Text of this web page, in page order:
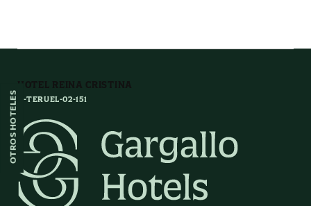
HOTEL REINA CRISTINA
H-TERUEL-02-151
OTROS HOTELES